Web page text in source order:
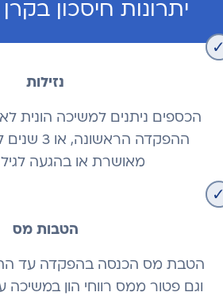
יתרונות חיסכון
נזילות
ההפקדה
מאושרת או בהגעה
הטבות מס
הטבת מס הכנסה בהפקדה עד
וגם פטור ממס רווחי הון